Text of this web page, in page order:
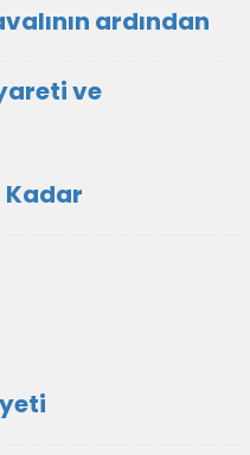
ardından
ve
Kadar